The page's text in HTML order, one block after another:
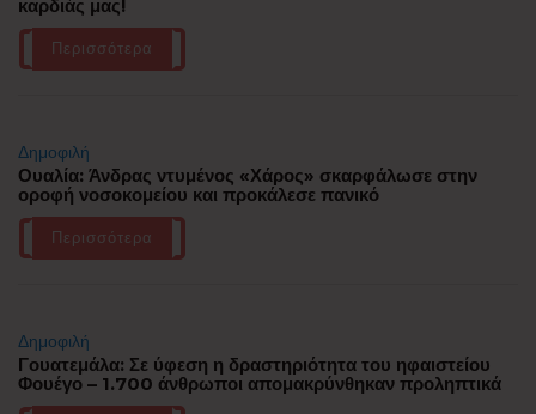
καρδιάς μας!
Περισσότερα
Δημοφιλή
Ουαλία: Άνδρας ντυμένος «Χάρος» σκαρφάλωσε στην
οροφή νοσοκομείου και προκάλεσε πανικό
Περισσότερα
Δημοφιλή
Γουατεμάλα: Σε ύφεση η δραστηριότητα του ηφαιστείου
Φουέγο – 1.700 άνθρωποι απομακρύνθηκαν προληπτικά